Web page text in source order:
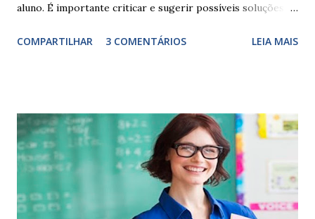
aluno. É importante criticar e sugerir possíveis soluções.
exercitação. E encontrar a melhor maneira de expressar o
sempre as intervenções feitas para ações apresentadas,
isso ressalta trabalho. SUGESTÕES DE PALAVRAS E
EXPRESSÕES PARA USO EM RELATÓRIOS Você pensa Você
escreve O aluno não sabe O aluno não adquiriu os
conceitos, está em fase de aprendizado. Não tem limites
COMPARTILHAR 3 COMENTÁRIOS LEIA MAIS